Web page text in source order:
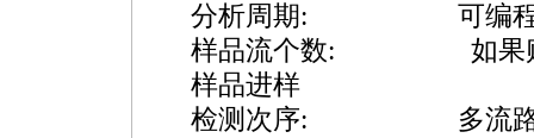
分析周期: 可编程: 1
样品流个数: 如果购置
样品进样
检测次序: 多流路循环